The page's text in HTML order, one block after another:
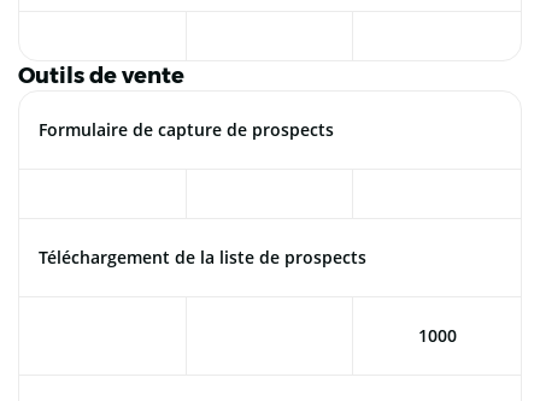
Outils de vente
Formulaire de capture de prospects
Téléchargement de la liste de prospects
1000